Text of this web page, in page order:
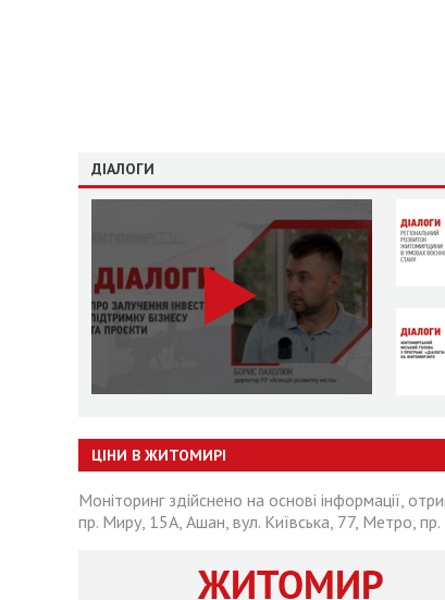
ДІАЛОГИ
ЦІНИ В ЖИТОМИРІ
Моніторинг здійснено на основі інформації,
пр. Миру, 15А, Ашан, вул. Київська, 77, Метро,